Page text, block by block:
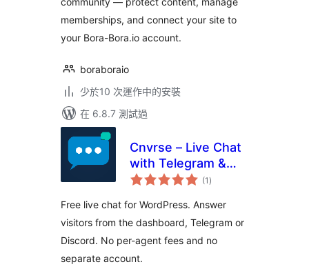
memberships, and connect your site to
your Bora-Bora.io account.
boraboraio
少於10 次運作中的安裝
在 6.8.7 測試過
Cnvrse – Live Chat
with Telegram &
Discord
(1 總
評)
Free live chat for WordPress. Answer
visitors from the dashboard, Telegram or
Discord. No per-agent fees and no
separate account.